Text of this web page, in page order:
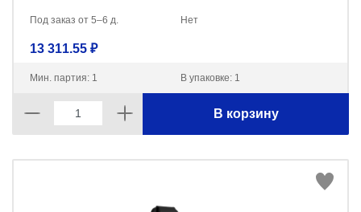
Под заказ от 5–6 д. Нет
13 311.55 ₽
Мин. партия: 1 В упаковке: 1
В корзину